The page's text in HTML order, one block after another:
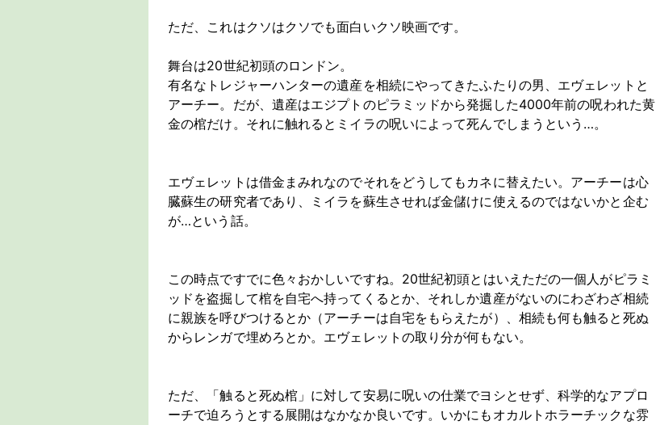
ただ、これはクソはクソでも面白いクソ映画です。
舞台は20世紀初頭のロンドン。
有名なトレジャーハンターの遺産を相続にやってきたふたりの男、エヴェレットと
アーチー。だが、遺産はエジプトのピラミッドから発掘した4000年前の呪われた黄
金の棺だけ。それに触れるとミイラの呪いによって死んでしまうという…。
エヴェレットは借金まみれなのでそれをどうしてもカネに替えたい。アーチーは心
臓蘇生の研究者であり、ミイラを蘇生させれば金儲けに使えるのではないかと企む
が…という話。
この時点ですでに色々おかしいですね。20世紀初頭とはいえただの一個人がピラミ
ッドを盗掘して棺を自宅へ持ってくるとか、それしか遺産がないのにわざわざ相続
に親族を呼びつけるとか（アーチーは自宅をもらえたが）、相続も何も触ると死ぬ
からレンガで埋めろとか。エヴェレットの取り分が何もない。
ただ、「触ると死ぬ棺」に対して安易に呪いの仕業でヨシとせず、科学的なアプロ
ーチで迫ろうとする展開はなかなか良いです。いかにもオカルトホラーチックな雰